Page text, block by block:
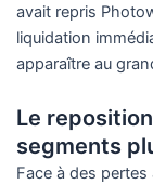
avait repris
liquidation
apparaître au
Le
segments
Face à des